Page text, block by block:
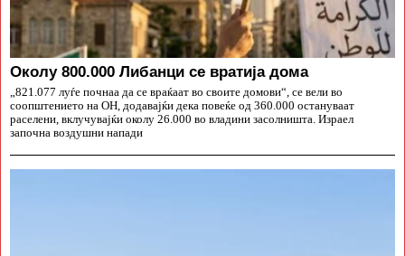
Околу 800.000 Либанци се вратија дома
„821.077 луѓе почнаа да се враќаат во своите домови“, се вели во
соопштението на ОН, додавајќи дека повеќе од 360.000 остануваат
раселени, вклучувајќи околу 26.000 во владини засолништа. Израел
започна воздушни напади